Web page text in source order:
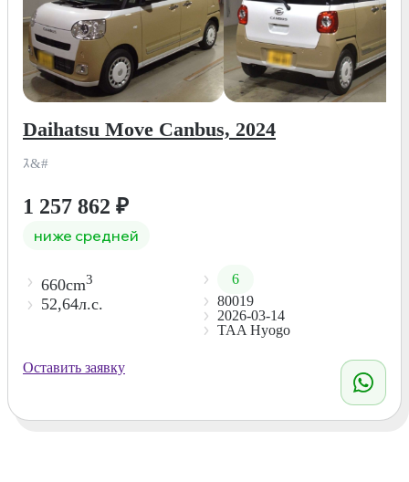
Daihatsu Move Canbus, 2024
ｽ&#
1 257 862 ₽
ниже средней
660cm3
52,64л.с.
6
80019
2026-03-14
TAA Hyogo
Оставить заявку